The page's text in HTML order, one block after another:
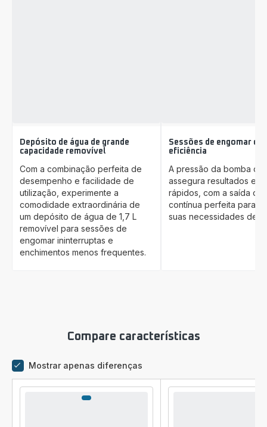
Depósito de água de grande
capacidade removível
Com a combinação perfeita de
desempenho e facilidade de
utilização, experimente a
comodidade extraordinária de
um depósito de água de 1,7 L
removível para sessões de
engomar ininterruptas e
enchimentos menos frequentes.
Sessões de engomar de
eficiência
A pressão da bomba de
assegura resultados
rápidos, com a saída de
contínua perfeita para
suas necessidades de
Compare características
Mostrar apenas diferenças